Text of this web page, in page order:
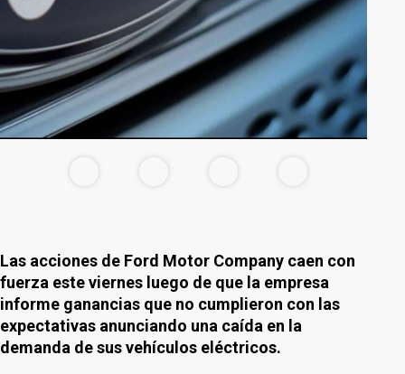
Las acciones de Ford Motor Company caen con
fuerza este viernes luego de que la empresa
informe ganancias que no cumplieron con las
expectativas anunciando una caída en la
demanda de sus vehículos eléctricos.